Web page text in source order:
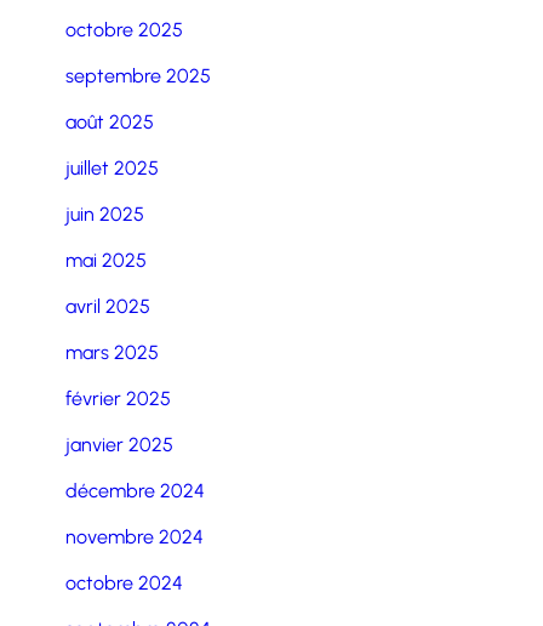
octobre 2025
septembre 2025
août 2025
juillet 2025
juin 2025
mai 2025
avril 2025
mars 2025
février 2025
janvier 2025
décembre 2024
novembre 2024
octobre 2024